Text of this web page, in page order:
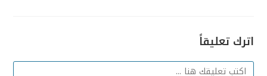
اترك تعليقاً